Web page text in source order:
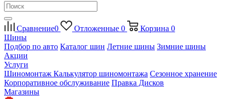
Сравнение0 Отложенные 0 Корзина 0
Шины
Подбор по авто Каталог шин Летние шины Зимние шины
Акции
Услуги
Шиномонтаж Калькулятор шиномонтажа Сезонное хранение
Корпоративное обслуживание Правка Дисков
Магазины